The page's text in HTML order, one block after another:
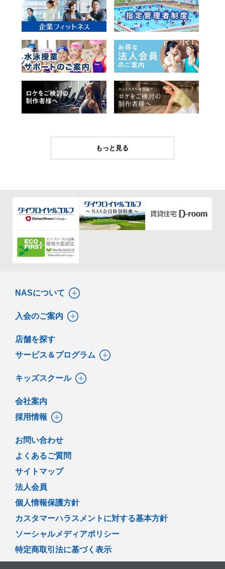
もっと見る
NASについて
入会のご案内
店舗を探す
サービス＆プログラム
キッズスクール
会社案内
採用情報
お問い合わせ
よくあるご質問
サイトマップ
法人会員
個人情報保護方針
カスタマーハラスメントに対する基本方針
ソーシャルメディアポリシー
特定商取引法に基づく表示